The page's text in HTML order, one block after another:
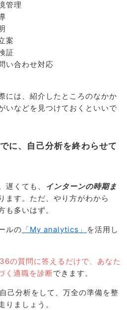
管理
案
証
い合わせ対応
には、紹介したところのなかか
いなどを見つけておくといいで
に、自己分析を終わらせて
遅くても、
インターンの時期ま
ます。ただ、やり方がわから
も多いはず。
ルの 「My analytics」
を活用し
36の質問に答えるだけで、あなた
く適職を診断できます。
己分析をして、万全の準備を整
りましょう。